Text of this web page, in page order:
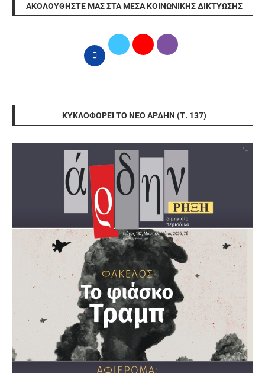
ΑΚΟΛΟΥΘΉΣΤΕ ΜΑΣ ΣΤΑ ΜΈΣΑ ΚΟΙΝΩΝΙΚΉΣ ΔΙΚΤΎΩΣΗΣ
ΚΥΚΛΟΦΟΡΕΊ ΤΟ ΝΈΟ ΆΡΔΗΝ (Τ. 137)